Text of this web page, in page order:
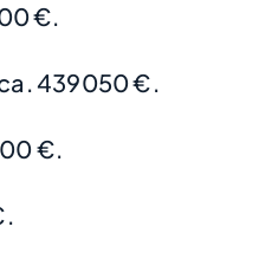
€.
439050 €.
€.